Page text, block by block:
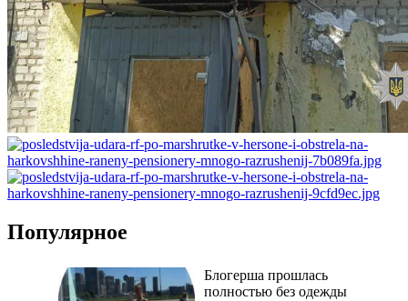
Популярное
Блогерша прошлась
полностью без одежды